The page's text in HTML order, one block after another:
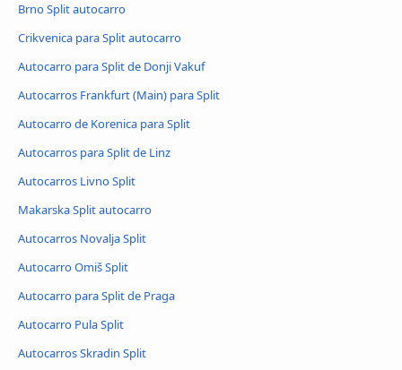
Brno Split autocarro
Crikvenica para Split autocarro
Autocarro para Split de Donji Vakuf
Autocarros Frankfurt (Main) para Split
Autocarro de Korenica para Split
Autocarros para Split de Linz
Autocarros Livno Split
Makarska Split autocarro
Autocarros Novalja Split
Autocarro Omiš Split
Autocarro para Split de Praga
Autocarro Pula Split
Autocarros Skradin Split